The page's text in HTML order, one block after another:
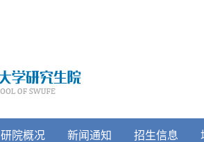
研院概况 新闻通知 招生信息